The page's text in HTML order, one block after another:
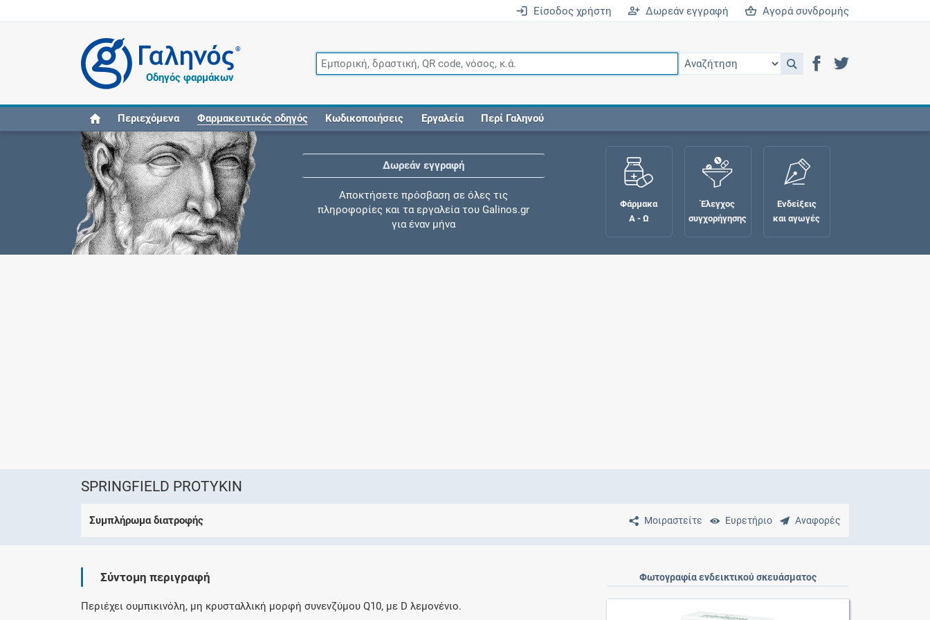
Είσοδος χρήστη Δωρεάν εγγραφή Αγορά συνδρομής
®
Οδηγός φαρμάκων
Περιεχόμενα Φαρμακευτικός οδηγός Κωδικοποιήσεις Εργαλεία Περί Γαληνού
Δωρεάν εγγραφή
Αποκτήσετε πρόσβαση σε όλες τις
πληροφορίες και τα εργαλεία του Galinos.gr
για έναν μήνα
Φάρμακα
Α - Ω
Έλεγχος
συγχορήγησης
Ενδείξεις
και αγωγές
SPRINGFIELD PROTYKIN
Μοιραστείτε Ευρετήριο Αναφορές
Συμπλήρωμα διατροφής
Σύντομη περιγραφή
Περιέχει ουμπικινόλη, μη κρυσταλλική μορφή συνενζύμου Q10, με D λεμονένιο.
Φωτογραφία ενδεικτικού σκευάσματος